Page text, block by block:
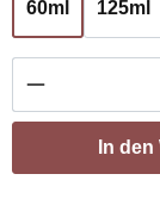
60ml 125ml
Produkt
In